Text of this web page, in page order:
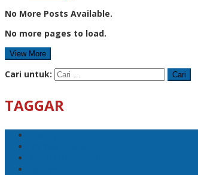
No More Posts Available.
No more pages to load.
View More
Cari untuk:
TAGGAR